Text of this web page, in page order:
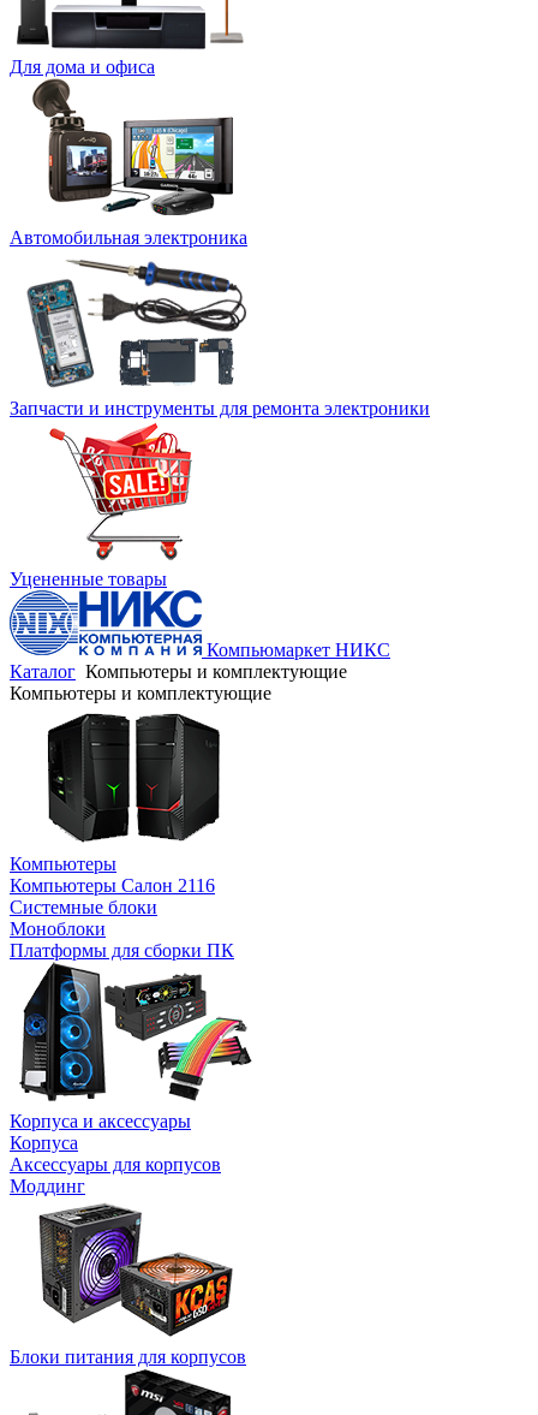
Для дома и офиса
Автомобильная электроника
Запчасти и инструменты для ремонта электроники
Уцененные товары
Компьюмаркет НИКС
Каталог Компьютеры и комплектующие
Компьютеры и комплектующие
Компьютеры
Компьютеры Салон 2116
Системные блоки
Моноблоки
Платформы для сборки ПК
Корпуса и аксессуары
Корпуса
Аксессуары для корпусов
Моддинг
Блоки питания для корпусов